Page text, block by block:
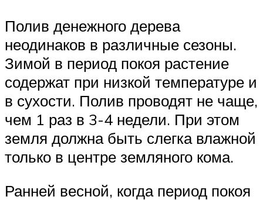
Полив денежного дерева
неодинаков в различные сезоны.
Зимой в период покоя растение
содержат при низкой температуре и
в сухости. Полив проводят не чаще,
чем 1 раз в 3-4 недели. При этом
земля должна быть слегка влажной
только в центре земляного кома.
Ранней весной, когда период покоя